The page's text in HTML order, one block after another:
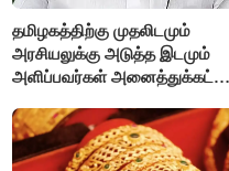
தமிழகத்திற்கு முதலிடமும்
அரசியலுக்கு அடுத்த இடமும்
அளிப்பவர்கள் அனைத்துக்கட்சி
பங்கேற்பார்கள் - மாணிக்கம்
தாகூர்..!!